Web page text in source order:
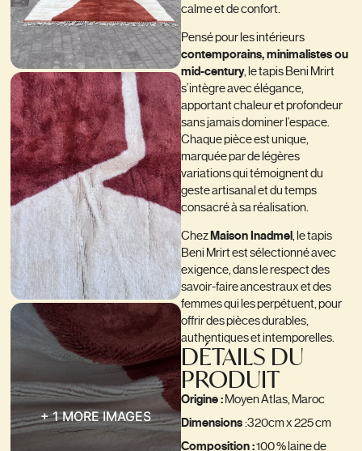
+ 1 MORE IMAGES
calme et de confort.
Pensé pour les intérieurs
contemporains, minimalistes ou
mid-century, le tapis Beni Mrirt
s’intègre avec élégance,
apportant chaleur et profondeur
sans jamais dominer l’espace.
Chaque pièce est unique,
marquée par de légères
variations qui témoignent du
geste artisanal et du temps
consacré à sa réalisation.
Chez Maison Inadmel, le tapis
Beni Mrirt est sélectionné avec
exigence, dans le respect des
savoir-faire ancestraux et des
femmes qui les perpétuent, pour
offrir des pièces durables,
authentiques et intemporelles.
DÉTAILS DU
PRODUIT
Origine :Moyen Atlas, Maroc
Dimensions:320cm x 225 cm
Composition :100 % laine de